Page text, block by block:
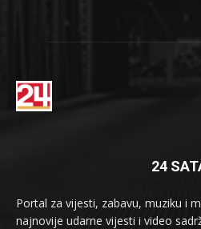
24
Portal za vijesti, zabavu, muziku i
najnovije udarne vijesti i video